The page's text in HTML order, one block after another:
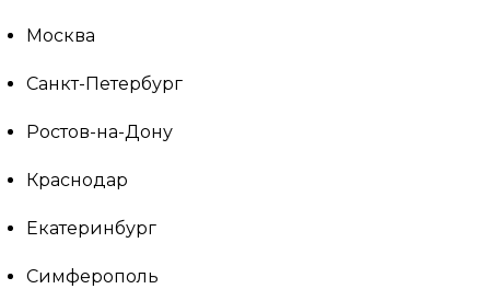
Москва
Санкт-Петербург
Ростов-на-Дону
Краснодар
Екатеринбург
Симферополь